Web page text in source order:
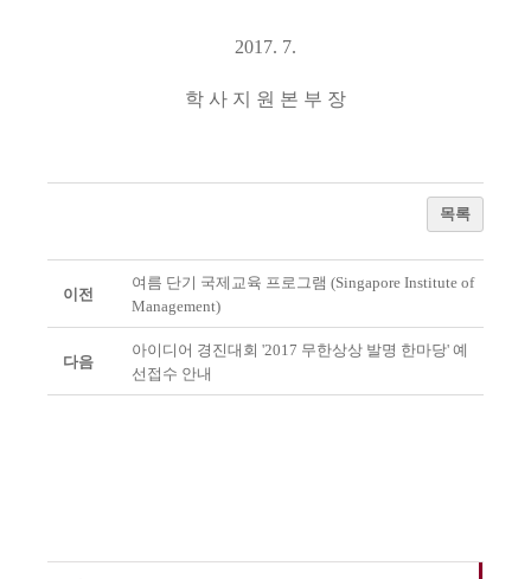
2017. 7.
학 사 지 원 본 부 장
목록
이전
여름 단기 국제교육 프로그램 (Singapore Institute of
Management)
다음
아이디어 경진대회 '2017 무한상상 발명 한마당' 예
선접수 안내